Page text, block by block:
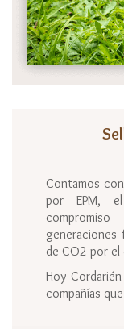
Contamos
por EPM,
generaciones
de CO2 por
Hoy
compañías